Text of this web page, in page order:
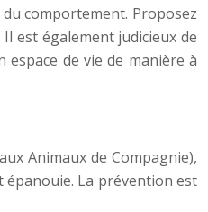
comportement. Proposez
est également judicieux de
de vie de manière à
Animaux de Compagnie),
La prévention est